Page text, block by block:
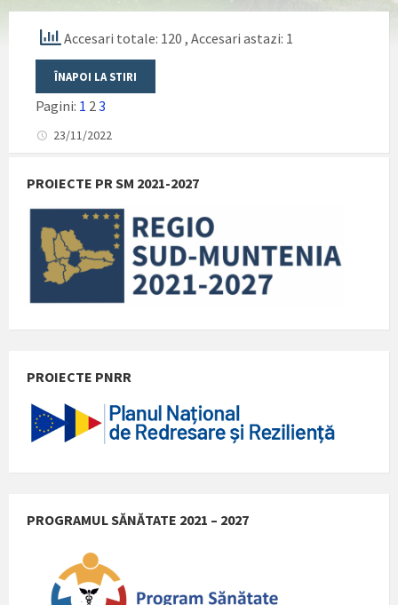
Accesari totale: 120 , Accesari astazi: 1
Pagini: 1 2 3
23/11/2022
PROIECTE PR SM 2021-2027
PROIECTE PNRR
PROGRAMUL SĂNĂTATE 2021 – 2027